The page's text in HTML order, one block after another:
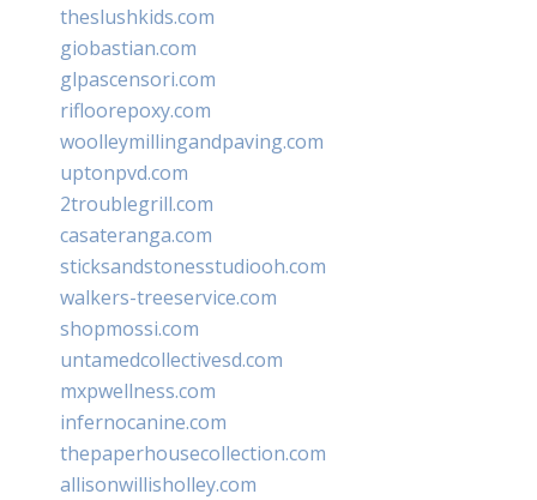
theslushkids.com
giobastian.com
glpascensori.com
rifloorepoxy.com
woolleymillingandpaving.com
uptonpvd.com
2troublegrill.com
casateranga.com
sticksandstonesstudiooh.com
walkers-treeservice.com
shopmossi.com
untamedcollectivesd.com
mxpwellness.com
infernocanine.com
thepaperhousecollection.com
allisonwillisholley.com